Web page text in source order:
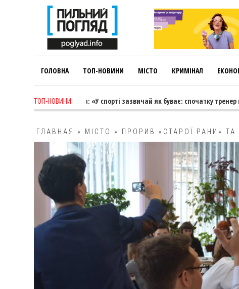
ГОЛОВНА ТОП-НОВИНИ МІСТО КРИМІНАЛ
ТОП-НОВИНИ
Лариса Коновалова: «У спорті зазвичай як буває: спочатку тренер
ГЛАВНАЯ » МІСТО » ПРОРИВ «СТАРОЇ РАНИ»